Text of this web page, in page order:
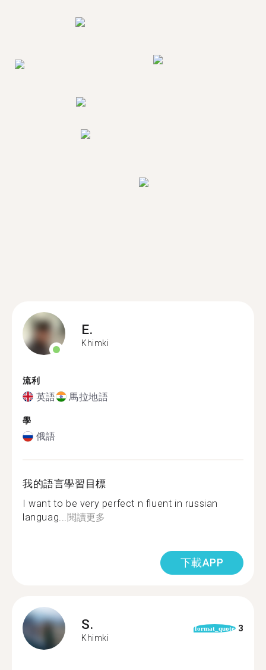
E.
Khimki
流利
英語 馬拉地語
學
俄語
我的語言學習目標
I want to be very perfect n fluent in russian
languag...閱讀更多
下載APP
S.
Khimki
format_quote 3